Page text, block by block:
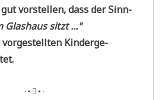
vor­stel­len, dass der Sinn­
Glas­haus sitzt ..."
vor­ge­stell­ten Kin­der­ge­
∙ ▪  ▪ ∙